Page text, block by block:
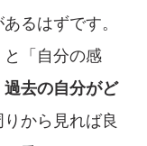
あるはずです。
「自分の感
過去の自分がど
から見れば良